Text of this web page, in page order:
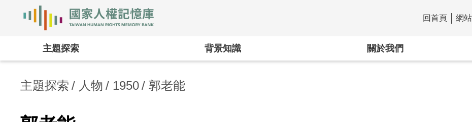
:::
回首頁 網
主題探索 背景知識 關於我們
主題探索 人物 1950 郭老能